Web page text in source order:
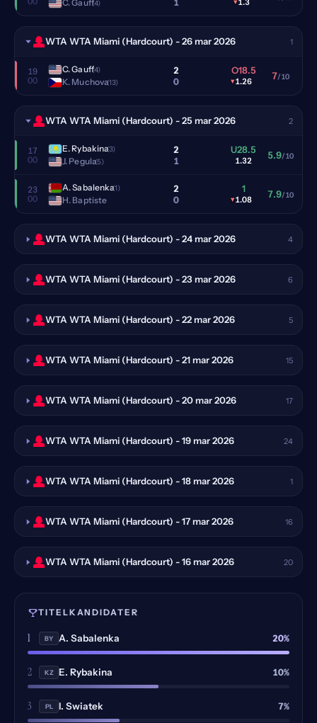
C. Gauff(4) 1.3
WTA WTA Miami (Hardcourt) - 26 mar 2026 1
19
00
C. Gauff(4)
K. Muchova(13)
2
0
O18.5
▾1.26 7/10
WTA WTA Miami (Hardcourt) - 25 mar 2026 2
17
00
E. Rybakina(3)
J. Pegula(5)
2
1
U28.5
1.32 5.9/10
23
00
A. Sabalenka(1)
H. Baptiste
2
0
1
▾1.08 7.9/10
WTA WTA Miami (Hardcourt) - 24 mar 2026 4
WTA WTA Miami (Hardcourt) - 23 mar 2026 6
WTA WTA Miami (Hardcourt) - 22 mar 2026 5
WTA WTA Miami (Hardcourt) - 21 mar 2026 15
WTA WTA Miami (Hardcourt) - 20 mar 2026 17
WTA WTA Miami (Hardcourt) - 19 mar 2026 24
WTA WTA Miami (Hardcourt) - 18 mar 2026 1
WTA WTA Miami (Hardcourt) - 17 mar 2026 16
WTA WTA Miami (Hardcourt) - 16 mar 2026 20
TITELKANDIDATER
1 BY A. Sabalenka 20%
2 KZ E. Rybakina 10%
3 PL I. Swiatek 7%